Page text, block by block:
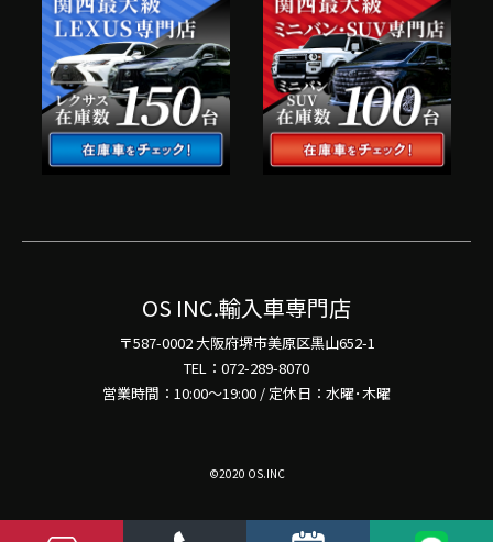
OS INC.輸入車専門店
〒587-0002 大阪府堺市美原区黒山652-1
TEL：072-289-8070
営業時間：10:00～19:00 / 定休日：水曜･木曜
©2020 OS.INC